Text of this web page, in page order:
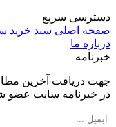
دسترسی سریع
صفحه اصلی سبد خرید
درباره ما
خبرنامه
جهت دریافت آخرین
در خبرنامه سایت عضو